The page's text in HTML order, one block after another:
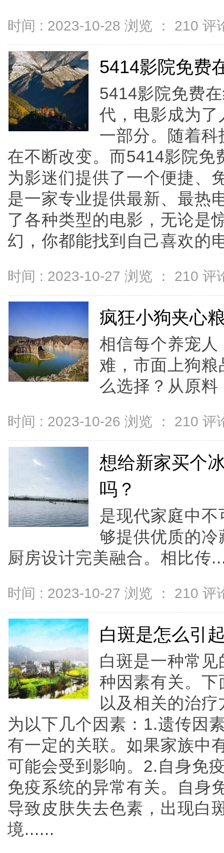
时间 : 2023-10-28 浏览 ： 210 评
5414影院免费
5414影院免费
代，电影成为
一部分。随着
在不断改变。而5414影院免
为影迷们提供了一个便捷、
是一家专业提供最新、最热
了各种类型的电影，无论是
幻，你都能找到自己喜欢的
时间 : 2023-10-27 浏览 ： 210 评
疯狂小狗夹心
相信每个养宠
难，市面上狗
么选择？从原
时间 : 2023-10-26 浏览 ： 210 评
想给新家买个
吗？
是现代家庭中
够提供优质的
厨房设计完美融合。相比传
时间 : 2023-10-27 浏览 ： 210 评
白斑是怎么引
白斑是一种常
种因素有关。
以及相关的治
为以下几个因素：1.遗传因
有一定的关联。如果家族中
可能会受到影响。2.自身免
免疫系统的异常有关。自身
导致皮肤失去色素，出现白
境......